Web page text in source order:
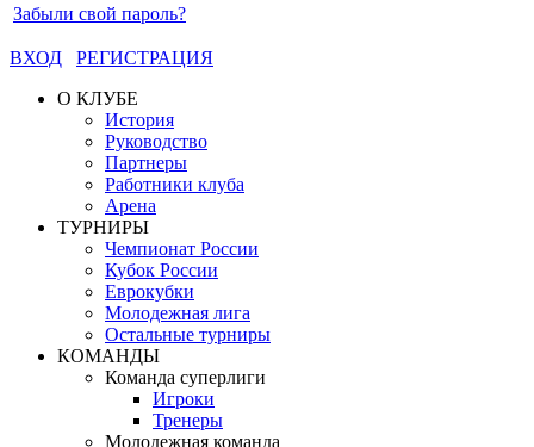
Забыли свой пароль?
ВХОД
РЕГИСТРАЦИЯ
О КЛУБЕ
История
Руководство
Партнеры
Работники клуба
Арена
ТУРНИРЫ
Чемпионат России
Кубок России
Еврокубки
Молодежная лига
Остальные турниры
КОМАНДЫ
Команда суперлиги
Игроки
Тренеры
Молодежная команда